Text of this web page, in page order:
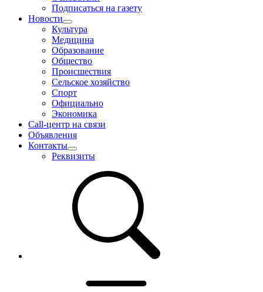
Подписаться на газету
Новости
Культура
Медицина
Образование
Общество
Происшествия
Сельское хозяйство
Спорт
Официально
Экономика
Call-центр на связи
Объявления
Контакты
Реквизиты